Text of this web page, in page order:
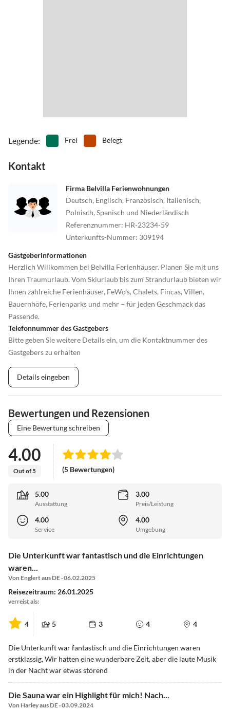
Legende: Frei Belegt
Kontakt
Firma Belvilla Ferienwohnungen
Deutsch, Englisch, Französisch, Italienisch,
Polnisch, Spanisch und Niederländisch
Referenznummer: HR-23234-59
Unterkunfts-Nummer: 309194
Gastgeberinformationen
Herzlich Willkommen bei Belvilla Ferienhäuser. Planen Sie mit uns
Ihren Traumurlaub. Vom Skiurlaub bis zum Strandurlaub bieten wir
Ihnen zahlreiche Ferienhäuser, FeWo’s, Chalets, Fincas, Villen,
Bauernhöfe, Ferienparks und mehr – für jeden Geschmack das
Passende.
Telefonnummer des Gastgebers
Bitte geben Sie weitere Details ein, um die Kontaktnummer des
Gastgebers zu erhalten
Details eingeben
Bewertungen und Rezensionen
Eine Bewertung schreiben
4.00
Out of 5 (5 Bewertungen)
5.00
Ausstattung
3.00
Preis/Leistung
4.00
Service
4.00
Umgebung
Die Unterkunft war fantastisch und die Einrichtungen
waren...
Von Englert aus DE · 06.02.2025
Reisezeitraum: 26.01.2025
verreist als:
4 5 3 4 4
Die Unterkunft war fantastisch und die Einrichtungen waren
erstklassig, Wir hatten eine wunderbare Zeit, aber die laute Musik
in der Nacht war etwas störend
Die Sauna war ein Highlight für mich! Nach...
Von Harley aus DE · 03.09.2024